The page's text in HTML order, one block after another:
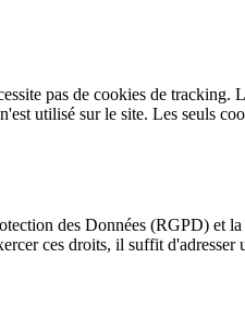
pas de cookies de tracking.
utilisé sur le site. Les seuls
des Données (RGPD) et
ces droits, il suffit